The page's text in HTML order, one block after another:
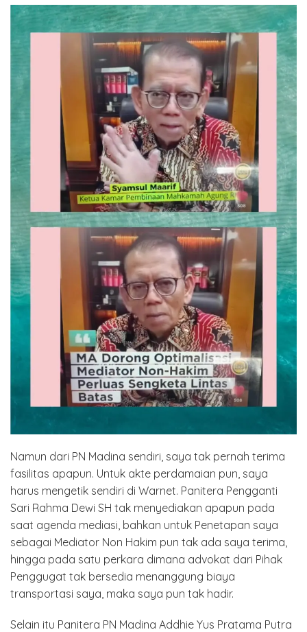
Namun dari PN Madina sendiri, saya tak pernah terima
fasilitas apapun. Untuk akte perdamaian pun, saya
harus mengetik sendiri di Warnet. Panitera Pengganti
Sari Rahma Dewi SH tak menyediakan apapun pada
saat agenda mediasi, bahkan untuk Penetapan saya
sebagai Mediator Non Hakim pun tak ada saya terima,
hingga pada satu perkara dimana advokat dari Pihak
Penggugat tak bersedia menanggung biaya
transportasi saya, maka saya pun tak hadir.
Selain itu Panitera PN Madina Addhie Yus Pratama Putra